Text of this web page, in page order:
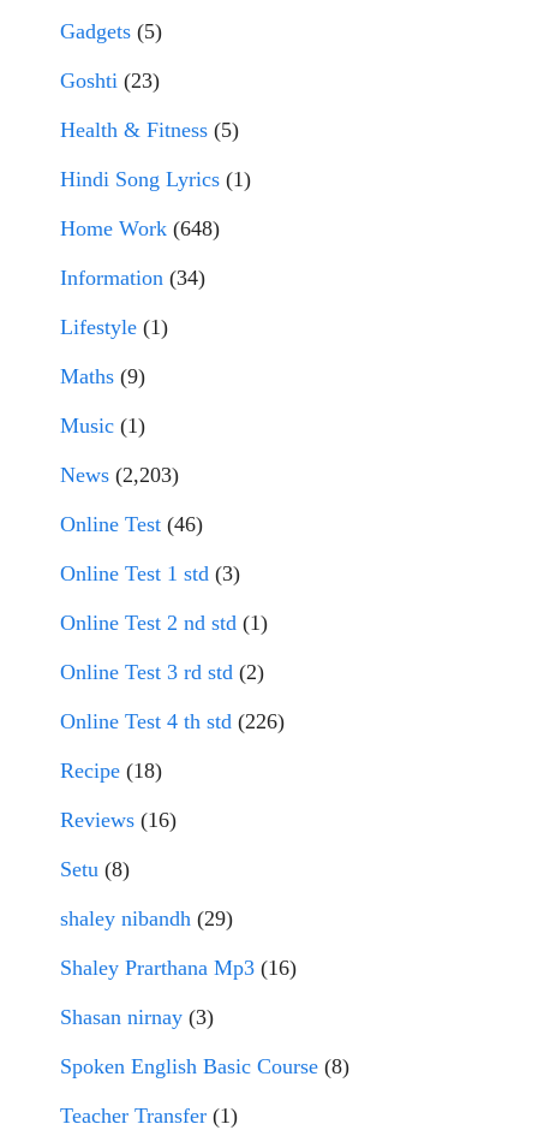
Gadgets (5)
Goshti (23)
Health & Fitness (5)
Hindi Song Lyrics (1)
Home Work (648)
Information (34)
Lifestyle (1)
Maths (9)
Music (1)
News (2,203)
Online Test (46)
Online Test 1 std (3)
Online Test 2 nd std (1)
Online Test 3 rd std (2)
Online Test 4 th std (226)
Recipe (18)
Reviews (16)
Setu (8)
shaley nibandh (29)
Shaley Prarthana Mp3 (16)
Shasan nirnay (3)
Spoken English Basic Course (8)
Teacher Transfer (1)